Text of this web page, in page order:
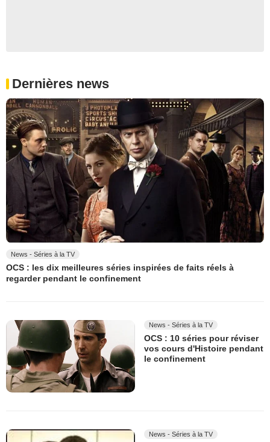
Dernières news
News - Séries à la TV
OCS : les dix meilleures séries inspirées de faits réels à
regarder pendant le confinement
News - Séries à la TV
OCS : 10 séries pour réviser
vos cours d'Histoire pendant
le confinement
News - Séries à la TV